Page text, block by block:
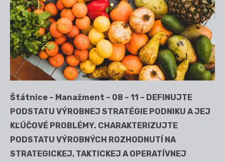
Štátnice – Manažment – 08 – 11 – DEFINUJTE
PODSTATU VÝROBNEJ STRATÉGIE PODNIKU A JEJ
KĽÚČOVÉ PROBLÉMY. CHARAKTERIZUJTE
PODSTATU VÝROBNÝCH ROZHODNUTÍ NA
STRATEGICKEJ, TAKTICKEJ A OPERATÍVNEJ